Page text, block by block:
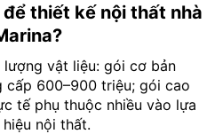
thiết kế nội thất nhà
vật liệu: gói cơ bản
cấp 600–900 triệu; gói cao
tế phụ thuộc nhiều vào lựa
nội thất.